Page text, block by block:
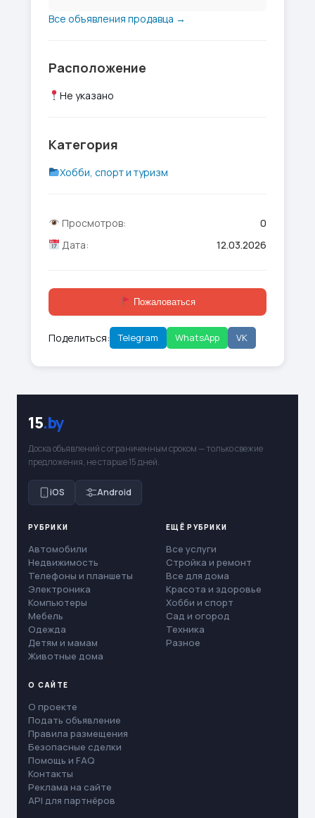
Все объявления продавца →
Расположение
Не указано
Категория
Хобби, спорт и туризм
Просмотров:
0
Дата:
12.03.2026
Пожаловаться
Поделиться: Telegram WhatsApp VK
15.by
Доска объявлений с ограниченным сроком — только свежие
предложения, не старше 15 дней.
iOS Android
РУБРИКИ
Автомобили
Недвижимость
Телефоны и планшеты
Электроника
Компьютеры
Мебель
Одежда
Детям и мамам
Животные дома
ЕЩЁ РУБРИКИ
Все услуги
Стройка и ремонт
Все для дома
Красота и здоровье
Хобби и спорт
Сад и огород
Техника
Разное
О САЙТЕ
О проекте
Подать объявление
Правила размещения
Безопасные сделки
Помощь и FAQ
Контакты
Реклама на сайте
API для партнёров